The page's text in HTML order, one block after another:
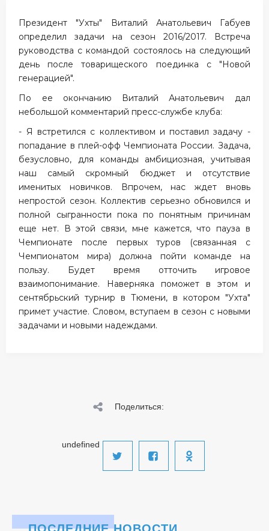
Президент "Ухты" Виталий Анатольевич Габуев
определил задачи на сезон 2016/2017. Встреча
руководства с командой состоялось на следующий
день после товарищеского поединка с "Новой
генерацией".
По ее окончанию Виталий Анатольевич дал
небольшой комментарий пресс-службе клуба:
- Я встретился с коллективом и поставил задачу -
попадание в плей-офф Чемпионата России. Задача,
безусловно, для команды амбициозная, учитывая
наш самый скромный бюджет и отсутствие
именитых новичков. Впрочем, нас ждет вновь
непростой сезон. Коллектив серьезно обновился и
полной сыгранности пока по понятным причинам
еще нет. В этой связи, мне кажется, что пауза в
Чемпионате после первых туров (связанная с
Чемпионатом мира) должна пойти команде на
пользу. Будет время отточить игровое
взаимопонимание. Наверняка поможет в этом и
сентябрьский турнир в Тюмени, в котором "Ухта"
примет участие. Словом, вступаем в сезон с новыми
задачами и новыми надеждами.
Поделиться:
undefined